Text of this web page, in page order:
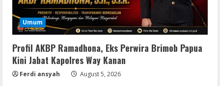
Umum
Profil AKBP Ramadhona, Eks Perwira Brimob Papua
Kini Jabat Kapolres Way Kanan
Ferdi ansyah August 5, 2026